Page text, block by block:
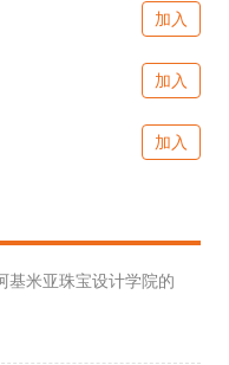
加入
加入
加入
基米亚珠宝设计学院的